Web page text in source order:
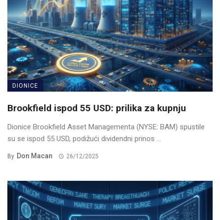
DIONICE
Brookfield ispod 55 USD: prilika za kupnju
Dionice Brookfield Asset Managementa (NYSE: BAM) spustile
su se ispod 55 USD, podižući dividendni prinos ...
By Don Macan 26/12/2025